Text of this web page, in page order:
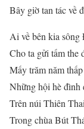
Bây giờ tan tác về
Ai về bên kia
Cho ta gửi tấm the
Mấy trăm năm
Những hội hè đình
Trên núi Thiên Thai
Trong chùa Bút